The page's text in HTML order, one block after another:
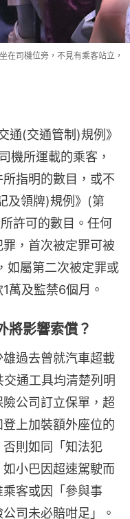
在司機位旁，不見有乘客站立，
通(交通管制)規例》
機所運載的乘客，
指明的數目，或不
及領牌)規例》(第
許可的數目。任何
，首次被定罪可被
如屬第二次被定罪或
萬及監禁6個月。
將影響索償？
過去曾就汽車超載
通工具均清楚列明
公司訂立保單，超
上加裝額外座位的
則如同「知法犯
小巴因超速駕駛而
客或因「參與事
司未必賠咁足」。